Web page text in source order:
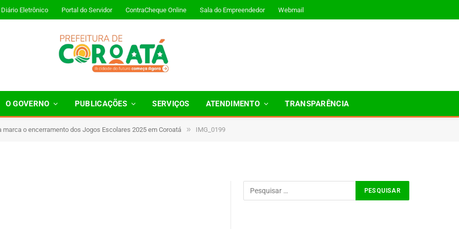
Diário Eletrônico Portal do Servidor ContraCheque Online Sala do Empreendedor Webmail
O GOVERNO PUBLICAÇÕES SERVIÇOS ATENDIMENTO TRANSPARÊNCIA
marca o encerramento dos Jogos Escolares 2025 em Coroatá » IMG_0199